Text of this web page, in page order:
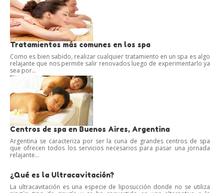
Tratamientos más comunes en los spa
Como es bien sabido, realizar cualquier tratamiento en un spa es algo
relajante que nos permite salir renovados luego de experimentarlo ya
sea por...
Centros de spa en Buenos Aires, Argentina
Argentina se caracteriza por ser la cuna de grandes centros de spa
que ofrecen todos los servicios necesarios para pasar una jornada
relajante...
¿Qué es la Ultracavitación?
La ultracavitación es una especie de liposucción donde no se utiliza